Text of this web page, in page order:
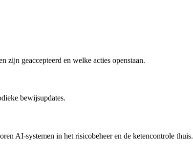
zijn geaccepteerd en welke acties openstaan.
bewijsupdates.
AI-systemen in het risicobeheer en de ketencontrole thuis.